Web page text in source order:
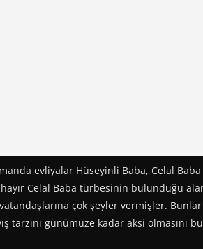
evliyalar Hüseyinli Baba, Celal
hayır Celal Baba türbesinin bulunduğu
çok şeyler vermişler.
tarzını günümüze kadar aksi olmasını